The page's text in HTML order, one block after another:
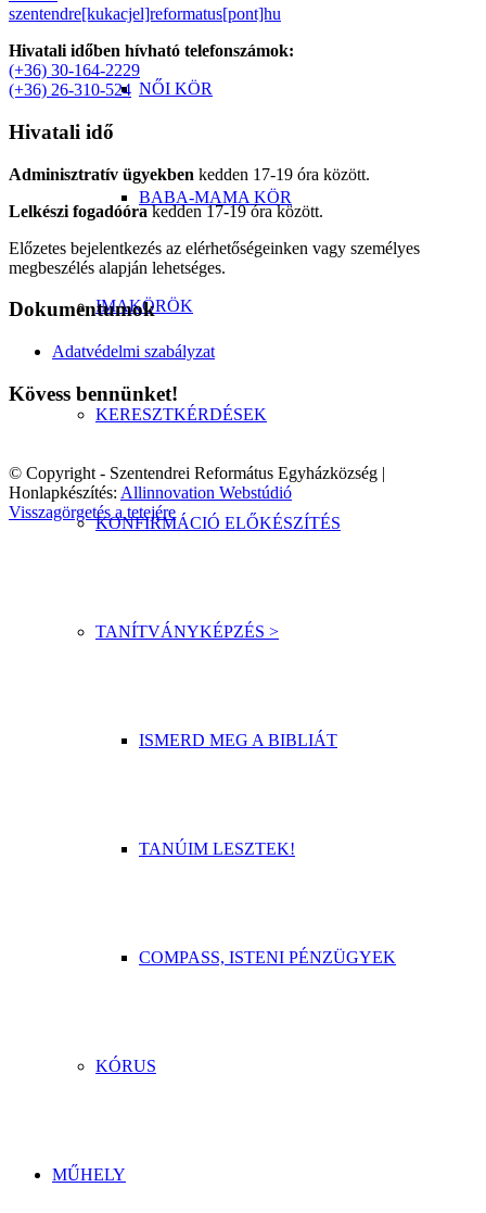
NŐI KÖR
BABA-MAMA KÖR
IMAKÖRÖK
KERESZTKÉRDÉSEK
KONFIRMÁCIÓ ELŐKÉSZÍTÉS
TANÍTVÁNYKÉPZÉS >
ISMERD MEG A BIBLIÁT
TANÚIM LESZTEK!
COMPASS, ISTENI PÉNZÜGYEK
KÓRUS
MŰHELY
szentendre[kukacjel]reformatus[pont]hu
Hivatali időben hívható telefonszámok:
(+36) 30-164-2229
(+36) 26-310-524
Hivatali idő
Adminisztratív ügyekben kedden 17-19 óra között.
Lelkészi fogadóórakedden 17-19 óra között.
Előzetes bejelentkezés az elérhetőségeinken vagy személyes
megbeszélés alapján lehetséges.
Dokumentumok
Adatvédelmi szabályzat
Kövess bennünket!
© Copyright - Szentendrei Református Egyházközség |
Honlapkészítés: Allinnovation Webstúdió
Visszagörgetés a tetejére